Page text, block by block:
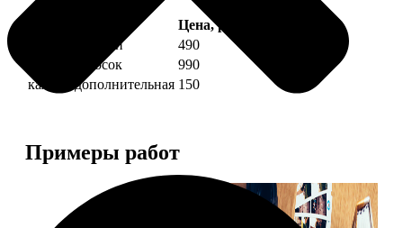
Цена, руб.
4 фото полоски
490
8 фото полосок
990
каждая дополнительная 150
Примеры работ